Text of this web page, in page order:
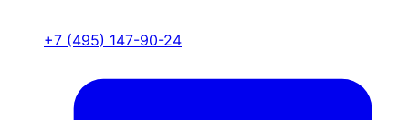
+7 (495) 147-90-24